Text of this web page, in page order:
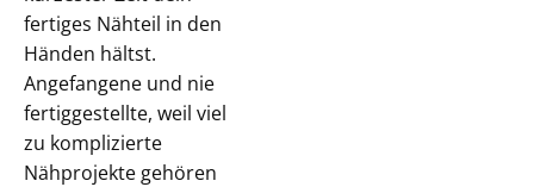
fertiges Nähteil in den
Händen hältst.
Angefangene und nie
fertiggestellte, weil viel
zu komplizierte
Nähprojekte gehören